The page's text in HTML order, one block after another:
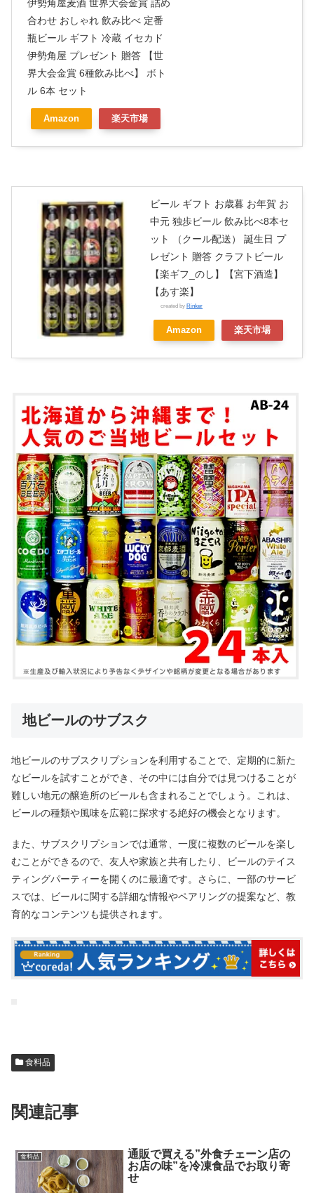
伊勢角屋麦酒 世界大会金賞 詰め
合わせ おしゃれ 飲み比べ 定番
瓶ビール ギフト 冷蔵 イセカド
伊勢角屋 プレゼント 贈答 【世
界大会金賞 6種飲み比べ】 ボト
ル 6本 セット
Amazon 楽天市場
ビール ギフト お歳暮 お年賀 お
中元 独歩ビール 飲み比べ8本セ
ット （クール配送） 誕生日 プ
レゼント 贈答 クラフトビール
【楽ギフ_のし】【宮下酒造】
【あす楽】
created by Rinker
Amazon 楽天市場
地ビールのサブスク
地ビールのサブスクリプションを利用することで、定期的に新た
なビールを試すことができ、その中には自分では見つけることが
難しい地元の醸造所のビールも含まれることでしょう。これは、
ビールの種類や風味を広範に探求する絶好の機会となります。
また、サブスクリプションでは通常、一度に複数のビールを楽し
むことができるので、友人や家族と共有したり、ビールのテイス
ティングパーティーを開くのに最適です。さらに、一部のサービ
スでは、ビールに関する詳細な情報やペアリングの提案など、教
育的なコンテンツも提供されます。
食料品
関連記事
食料品
通販で買える”外食チェーン店の
お店の味”を冷凍食品でお取り寄
せ